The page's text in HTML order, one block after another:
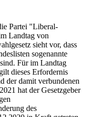
Partei "Liberal-
Landtag von
sieht vor, dass
sogenannte
Für im Landtag
dieses Erfordernis
der damit verbundenen
hat der Gesetzgeber
des